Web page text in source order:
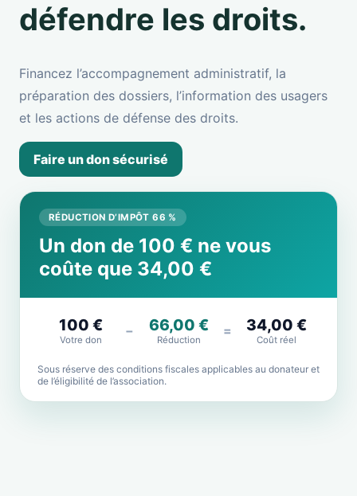
défendre les droits.
Financez l’accompagnement administratif, la
préparation des dossiers, l’information des usagers
et les actions de défense des droits.
Faire un don sécurisé
RÉDUCTION D’IMPÔT 66 %
Un don de 100 € ne vous
coûte que 34,00 €
100 €
Votre don
− 66,00 €
Réduction
= 34,00 €
Coût réel
Sous réserve des conditions fiscales applicables au donateur et
de l’éligibilité de l’association.